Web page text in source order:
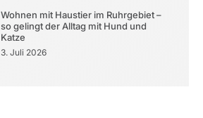
Wohnen mit Haustier im Ruhrgebiet –
so gelingt der Alltag mit Hund und
Katze
3. Juli 2026